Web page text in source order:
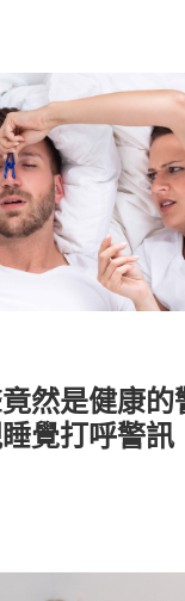
然是健康的
覺打呼警訊